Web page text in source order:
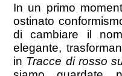
In un primo
ostinato
di cambiare il
elegante,
in Tracce di rosso